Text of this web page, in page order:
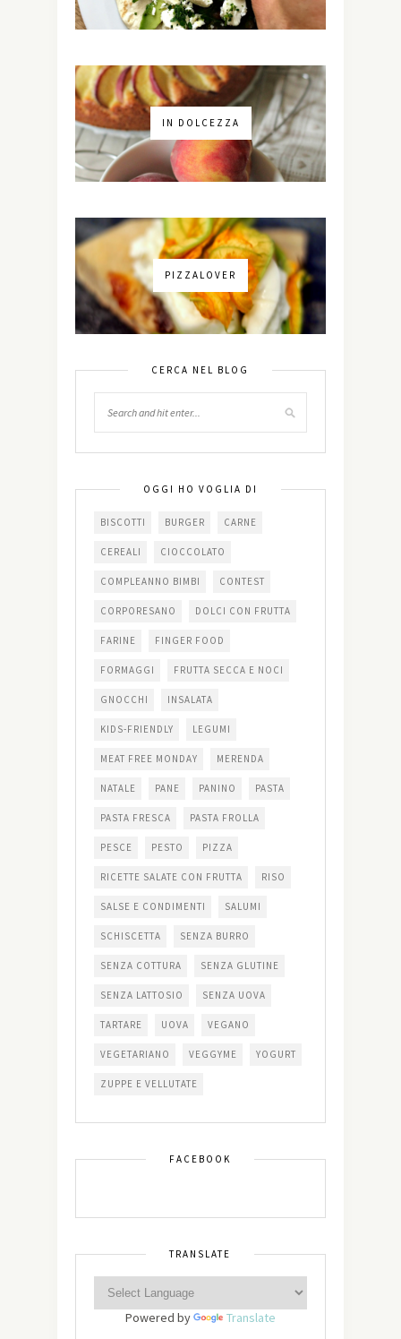
IN DOLCEZZA
PIZZALOVER
CERCA NEL BLOG
OGGI HO VOGLIA DI
BISCOTTI BURGER CARNE
CEREALI CIOCCOLATO
COMPLEANNO BIMBI CONTEST
CORPORESANO DOLCI CON FRUTTA
FARINE FINGER FOOD
FORMAGGI FRUTTA SECCA E NOCI
GNOCCHI INSALATA
KIDS-FRIENDLY LEGUMI
MEAT FREE MONDAY MERENDA
NATALE PANE PANINO PASTA
PASTA FRESCA PASTA FROLLA
PESCE PESTO PIZZA
RICETTE SALATE CON FRUTTA RISO
SALSE E CONDIMENTI SALUMI
SCHISCETTA SENZA BURRO
SENZA COTTURA SENZA GLUTINE
SENZA LATTOSIO SENZA UOVA
TARTARE UOVA VEGANO
VEGETARIANO VEGGYME YOGURT
ZUPPE E VELLUTATE
FACEBOOK
TRANSLATE
Powered by Translate